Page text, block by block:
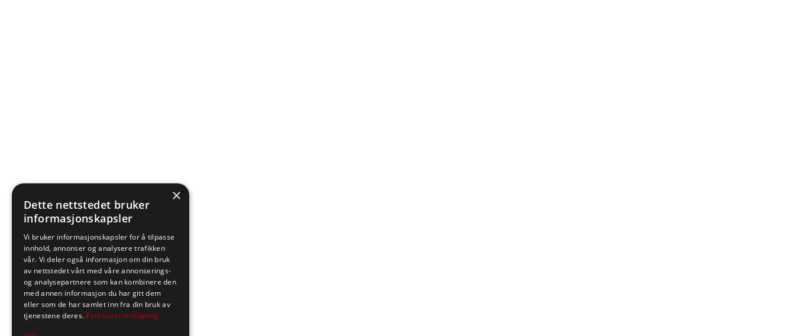
×
Dette nettstedet bruker
informasjonskapsler
Vi bruker informasjonskapsler for å tilpasse
innhold, annonser og analysere trafikken
vår. Vi deler også informasjon om din bruk
av nettstedet vårt med våre annonserings-
og analysepartnere som kan kombinere den
med annen informasjon du har gitt dem
eller som de har samlet inn fra din bruk av
tjenestene deres. Personvernerklæring